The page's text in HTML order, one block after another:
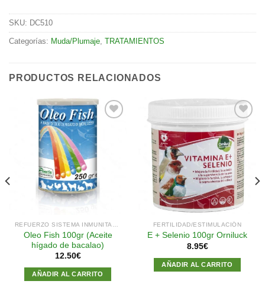
SKU: DC510
Categorías: Muda/Plumaje, TRATAMIENTOS
PRODUCTOS RELACIONADOS
Oleo Fish 100gr (Aceite
hígado de bacalao)
12.50€
AÑADIR AL CARRITO
Añadir
a la
lista de
deseos
FERTILIDAD/ESTIMULACIÓN
E + Selenio 100gr Orniluck
8.95€
AÑADIR AL CARRITO